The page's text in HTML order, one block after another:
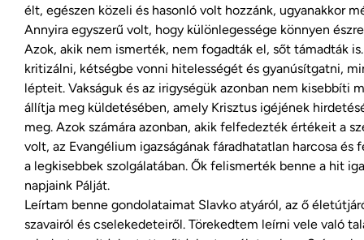
élt, egészen közeli és hasonló volt hozzánk, ugyanakkor
Annyira egyszerű volt, hogy különlegessége könnyen
Azok, akik nem ismerték, nem fogadták el, sőt támadták
kritizálni, kétségbe vonni hitelességét és gyanúsítgatni,
lépteit. Vakságuk és az irigységük azonban nem kisebbíti
állítja meg küldetésében, amely Krisztus igéjének
meg. Azok számára azonban, akik felfedezték értékeit a
volt, az Evangélium igazságának fáradhatatlan harcosa és
a legkisebbek szolgálatában. Ők felismerték benne a hit
napjaink Pálját.
Leírtam benne gondolataimat Slavko atyáról, az ő
szavairól és cselekedeteiről. Törekedtem leírni vele való